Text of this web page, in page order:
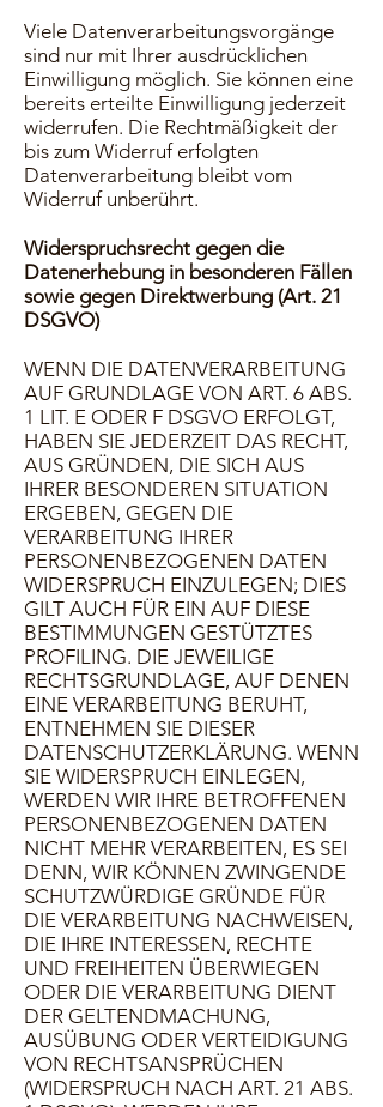
Viele Datenverarbeitungsvorgänge
sind nur mit Ihrer ausdrücklichen
Einwilligung möglich. Sie können eine
bereits erteilte Einwilligung jederzeit
widerrufen. Die Rechtmäßigkeit der
bis zum Widerruf erfolgten
Datenverarbeitung bleibt vom
Widerruf unberührt.
Widerspruchsrecht gegen die
Datenerhebung in besonderen Fällen
sowie gegen Direktwerbung (Art. 21
DSGVO)
WENN DIE DATENVERARBEITUNG
AUF GRUNDLAGE VON ART. 6 ABS.
1 LIT. E ODER F DSGVO ERFOLGT,
HABEN SIE JEDERZEIT DAS RECHT,
AUS GRÜNDEN, DIE SICH AUS
IHRER BESONDEREN SITUATION
ERGEBEN, GEGEN DIE
VERARBEITUNG IHRER
PERSONENBEZOGENEN DATEN
WIDERSPRUCH EINZULEGEN; DIES
GILT AUCH FÜR EIN AUF DIESE
BESTIMMUNGEN GESTÜTZTES
PROFILING. DIE JEWEILIGE
RECHTSGRUNDLAGE, AUF DENEN
EINE VERARBEITUNG BERUHT,
ENTNEHMEN SIE DIESER
DATENSCHUTZERKLÄRUNG. WENN
SIE WIDERSPRUCH EINLEGEN,
WERDEN WIR IHRE BETROFFENEN
PERSONENBEZOGENEN DATEN
NICHT MEHR VERARBEITEN, ES SEI
DENN, WIR KÖNNEN ZWINGENDE
SCHUTZWÜRDIGE GRÜNDE FÜR
DIE VERARBEITUNG NACHWEISEN,
DIE IHRE INTERESSEN, RECHTE
UND FREIHEITEN ÜBERWIEGEN
ODER DIE VERARBEITUNG DIENT
DER GELTENDMACHUNG,
AUSÜBUNG ODER VERTEIDIGUNG
VON RECHTSANSPRÜCHEN
(WIDERSPRUCH NACH ART. 21 ABS.